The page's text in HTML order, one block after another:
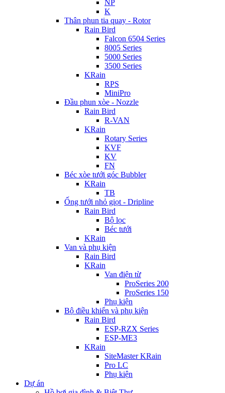
NP
K
Thân phun tia quay - Rotor
Rain Bird
Falcon 6504 Series
8005 Series
5000 Series
3500 Series
KRain
RPS
MiniPro
Đầu phun xòe - Nozzle
Rain Bird
R-VAN
KRain
Rotary Series
KVF
KV
FN
Béc xòe tưới góc Bubbler
KRain
TB
Ống tưới nhỏ giọt - Dripline
Rain Bird
Bộ lọc
Béc tưới
KRain
Van và phụ kiện
Rain Bird
KRain
Van điện từ
ProSeries 200
ProSeries 150
Phụ kiện
Bộ điều khiển và phụ kiện
Rain Bird
ESP-RZX Series
ESP-ME3
KRain
SiteMaster KRain
Pro LC
Phụ kiện
Dự án